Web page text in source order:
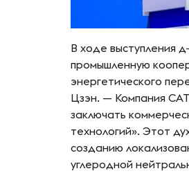
В ходе выступления
промышленную
энергетического
Цзэн. — Компания
заключать
технологий». Этот
созданию
углеродной